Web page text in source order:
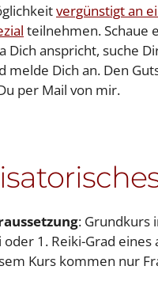
vergünstigt an
teilnehmen. Schaue
Dich anspricht, suche
melde Dich an. Den
per Mail von mir.
: Grundkurs
1. Reiki-Grad eines
Kurs kommen nur